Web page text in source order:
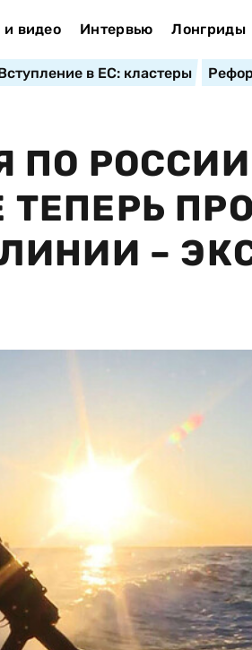
видео Интервью Лонгриды
в ЕС: кластеры
ПО
–